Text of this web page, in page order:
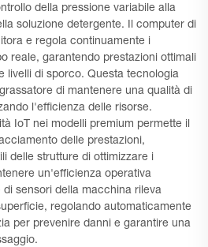
della pressione variabile alla
soluzione detergente. Il computer di
e regola continuamente i
reale, garantendo prestazioni ottimali
livelli di sporco. Questa tecnologia
di mantenere una qualità di
l'efficienza delle risorse.
IoT nei modelli premium permette il
delle prestazioni,
delle strutture di ottimizzare i
un'efficienza operativa
sensori della macchina rileva
regolando automaticamente
per prevenire danni e garantire una